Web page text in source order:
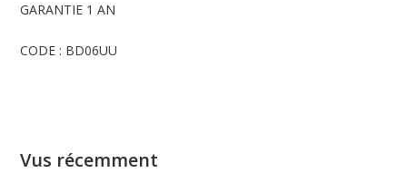
GARANTIE 1 AN
CODE : BD06UU
Vus récemment